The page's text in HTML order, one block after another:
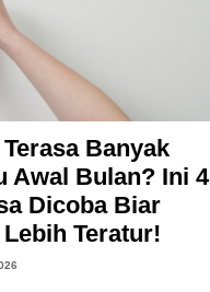
Banyak
Awal Bulan? Ini 4
Dicoba Biar
Teratur!